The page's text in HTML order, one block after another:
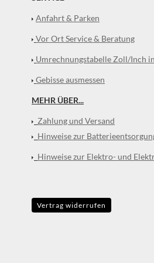
Anfahrt & Parken
Vor Ort Service & Beratung
Umrechnungstabelle Zoll/Inch
Gebisse ausmessen
MEHR ÜBER...
Zahlung und Versand
Hinweise zur
Hinweise zur Elektro- und
Vertrag widerrufen